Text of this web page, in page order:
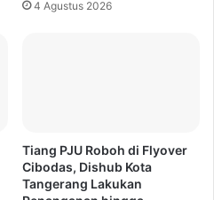
4 Agustus 2026
Tiang PJU Roboh di Flyover
Cibodas, Dishub Kota
Tangerang Lakukan